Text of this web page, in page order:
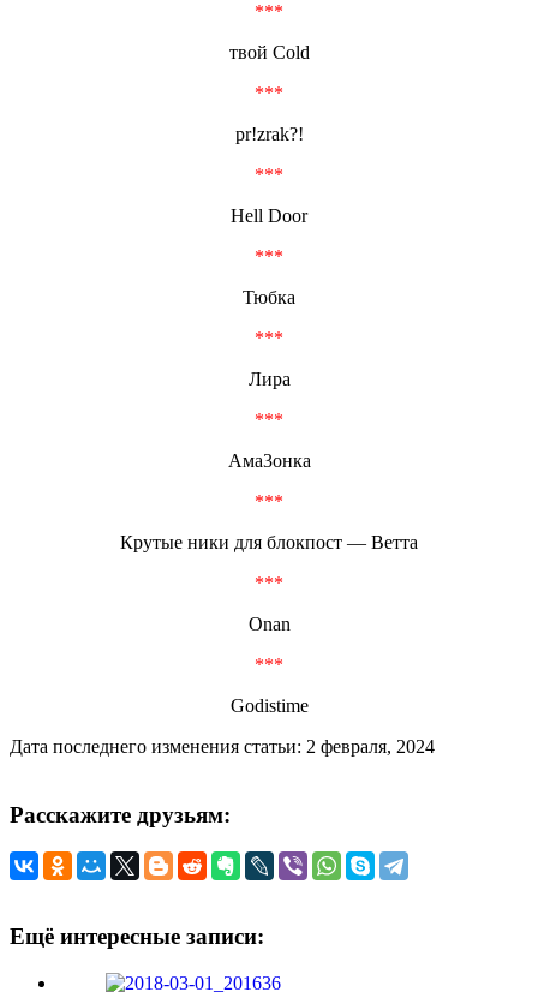
***
твой Cold
***
pr!zrak?!
***
Hell Door
***
Тюбка
***
Лира
***
Ама3онка
***
Крутые ники для блокпост — Ветта
***
Onan
***
Godistime
Дата последнего изменения статьи: 2 февраля, 2024
Расскажите друзьям:
Ещё интересные записи: